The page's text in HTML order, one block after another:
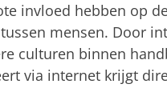
invloed hebben op
mensen. Door
culturen binnen
via internet krijgt